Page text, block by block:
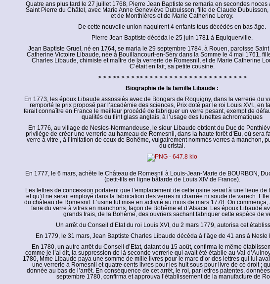
Quatre ans plus tard le 27 juillet 1768, Pierre Jean Baptiste se remaria en secondes noces
Saint Pierre du Châtel, avec Marie Anne Geneviève Dubuisson, fille de Claude Dubuisson,
et de Monthières et de Marie Catherine Leroy.
De cette nouvelle union naquirent 4 enfants tous décédés en bas âge.
Pierre Jean Baptiste décèda le 25 juin 1781 à Equiquerville.
Jean Baptiste Gruel, né en 1764, se maria le 29 septembre 1784, à Rouen, paroisse
Catherine Victoire Libaude, née à Bouillancourt-en-Séry dans la Somme le 4 mai 1761,
Charles Libaude, chimiste et maître de la verrerie de Romesnil, et de Marie Catherine
C’était en fait, sa petite cousine.
> > > >> > > > >> > > > > > > > > > > > > > > > > > > > > >
Biographie de la famille Libaude :
En 1773, les époux Libaude assossiés avec de Bongars de Roquigny, dans la verrerie du
remporté le prix proposé par l’académie des sciences, Prix doté par le roi Louis XVI., en
ferait connaître en France le meilleur procédé de fabriquer un verre pesant, exempt de
qualités du flint glass anglais, à l’usage des lunettes achromatiques
En 1776, au village de Nesles-Normandeuse, le sieur Libaude obtient du Duc de
privilège de créer une verrerie au hameau de Romesnil, dans la haute forêt d’Eu, où sera
verre à vitre , à l’imitation de ceux de Bohême, vulgairement nommés verres à manchon,
du cristal.
En 1777, le 6 mars, achète le Château de Romesnil à Louis-Jean-Marie de BOURBON,
(petit-fils en ligne bâtarde de Louis XIV de France).
Les lettres de concession portaient que l’emplacement de cette usine serait à une lieue de
et qu’il ne serait employé dans la fabrication des verres ni charrée ni soude de varech.
du château de Romesnil. L’usine fut mise en activité au mois de mars 1778. On
faire du verre à vitres en manchons, façon de Bohême et d’Alsace. Les époux Libaude
grands frais, de la Bohême, des ouvriers sachant fabriquer cette espèce de
Un arrêt du Conseil d’Etat du roi Louis XVI, du 2 mars 1779, autorisa cet
En 1779, le 31 mars, Jean Baptiste Charles Libaude décèda à l’âge de 41 ans à Nesle
En 1780, un autre arrêt du Conseil d’Etat, datant du 15 août, confirma le même
comme je l’ai dit, la suppression de là seconde verrerie qui avait été établie au Val-
1780, Mme Libaude paya une somme de mille livres pour le marc d’or des lettres qui lui
une verrerie à Romesnil et quatre cents livres pour les huit sous pour livre de ce droit ;
donnée au bas de l’arrêt. En conséquence de cet arrêt, le roi, par lettres patentes,
septembre 1780, confirma et approuva l’établissement de la manufacture de